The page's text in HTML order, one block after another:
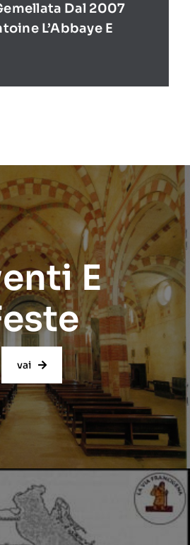
Dal 2007
L’Abbaye E
E
vai